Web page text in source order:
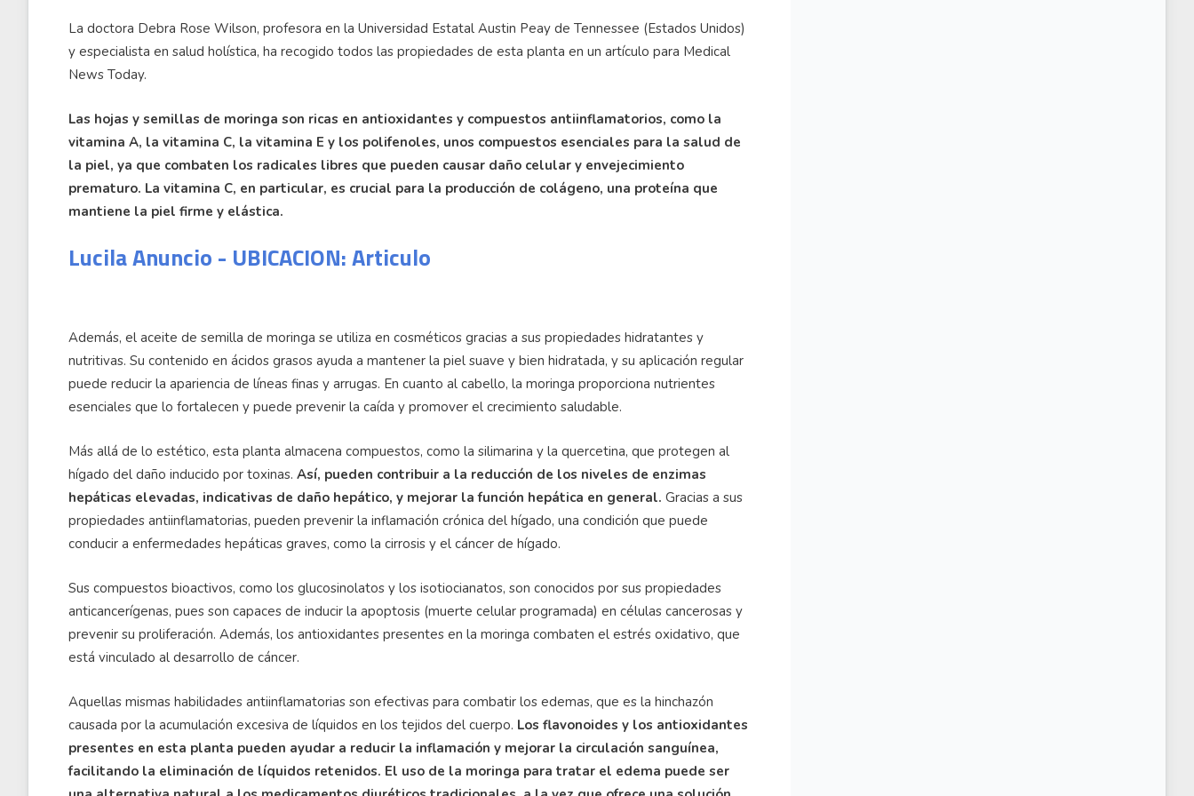
La doctora Debra Rose Wilson, profesora en la Universidad Estatal Austin Peay de Tennessee (Estados Unidos)
y especialista en salud holística, ha recogido todos las propiedades de esta planta en un artículo para Medical
News Today.
Las hojas y semillas de moringa son ricas en antioxidantes y compuestos antiinflamatorios, como la
vitamina A, la vitamina C, la vitamina E y los polifenoles, unos compuestos esenciales para la salud de
la piel, ya que combaten los radicales libres que pueden causar daño celular y envejecimiento
prematuro. La vitamina C, en particular, es crucial para la producción de colágeno, una proteína que
mantiene la piel firme y elástica.
Lucila Anuncio - UBICACION: Articulo
Además, el aceite de semilla de moringa se utiliza en cosméticos gracias a sus propiedades hidratantes y
nutritivas. Su contenido en ácidos grasos ayuda a mantener la piel suave y bien hidratada, y su aplicación regular
puede reducir la apariencia de líneas finas y arrugas. En cuanto al cabello, la moringa proporciona nutrientes
esenciales que lo fortalecen y puede prevenir la caída y promover el crecimiento saludable.
Más allá de lo estético, esta planta almacena compuestos, como la silimarina y la quercetina, que protegen al
hígado del daño inducido por toxinas. Así, pueden contribuir a la reducción de los niveles de enzimas
hepáticas elevadas, indicativas de daño hepático, y mejorar la función hepática en general. Gracias a sus
propiedades antiinflamatorias, pueden prevenir la inflamación crónica del hígado, una condición que puede
conducir a enfermedades hepáticas graves, como la cirrosis y el cáncer de hígado.
Sus compuestos bioactivos, como los glucosinolatos y los isotiocianatos, son conocidos por sus propiedades
anticancerígenas, pues son capaces de inducir la apoptosis (muerte celular programada) en células cancerosas y
prevenir su proliferación. Además, los antioxidantes presentes en la moringa combaten el estrés oxidativo, que
está vinculado al desarrollo de cáncer.
Aquellas mismas habilidades antiinflamatorias son efectivas para combatir los edemas, que es la hinchazón
causada por la acumulación excesiva de líquidos en los tejidos del cuerpo. Los flavonoides y los antioxidantes
presentes en esta planta pueden ayudar a reducir la inflamación y mejorar la circulación sanguínea,
facilitando la eliminación de líquidos retenidos. El uso de la moringa para tratar el edema puede ser